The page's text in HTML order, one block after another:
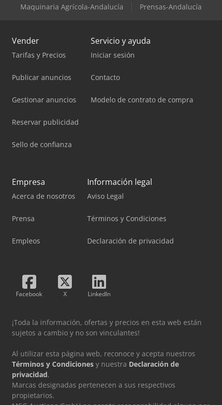
Maquinaria Agrícola-Andalucía
Prensas-Andalucía
Vender
Tarifas y Precios
Publicar anuncios
Gestionar anuncios
Reservar publicidad
Sello de confianza
Servicio y ayuda
Iniciar sesión
Contacto
Modelo de contrato de compra
Empresa
Acerca de nosotros
Prensa
Empleos
Información legal
Aviso Legal
Términos y Condiciones
Declaración de privacidad
Facebook X LinkedIn
¡Toda la información, ofertas y precios en esta web están
sujetos a cambio y no son vinculantes!
Al utilizar esta página web, reconoce y acepta nuestros
Términos y Condiciones y nuestra Declaración de
privacidad.
Marcas designadas pertenecen a sus respectivos
propietarios.